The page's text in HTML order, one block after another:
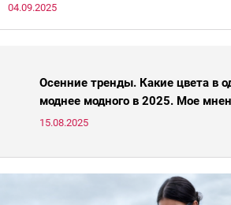
паники.
04.09.2025
Осенние тренды. Какие цвета в
моднее модного в 2025. Мое
носить, а что нет
15.08.2025